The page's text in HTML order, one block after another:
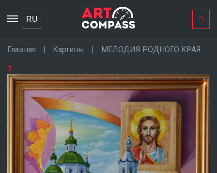
Toggle
navigation
RU
Главная | Картины | МЕЛОДИЯ РОДНОГО КРАЯ